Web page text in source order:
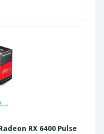
RX 6400 Pulse